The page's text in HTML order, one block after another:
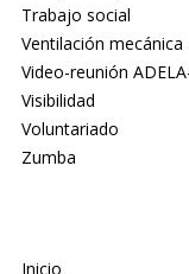
Trabajo social
Ventilación mecánica
Video-reunión
Visibilidad
Voluntariado
Zumba
Inicio